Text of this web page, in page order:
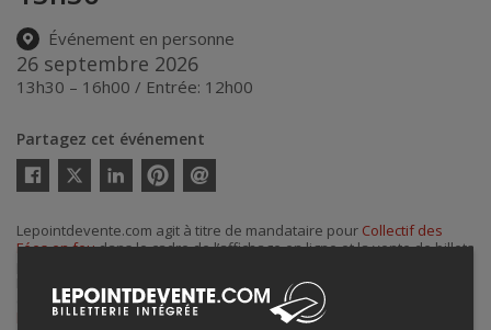
Événement en personne
26 septembre 2026
13h30 – 16h00 / Entrée: 12h00
Partagez cet événement
Twitter
courriel
Lepointdevente.com agit à titre de mandataire pour Collectif des
Fées en feudans le cadre de l’affichage en ligne et la vente de billets
Pour plus d’information à propos de cet événement, veuillez
contacter l’organisateur de l’événement,Collectif des Fées en feu
lafeeat@gmail.com.